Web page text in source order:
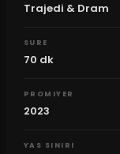
Trajedi & Dram
SURE
70 dk
PROMIYER
2023
YAS SINIRI